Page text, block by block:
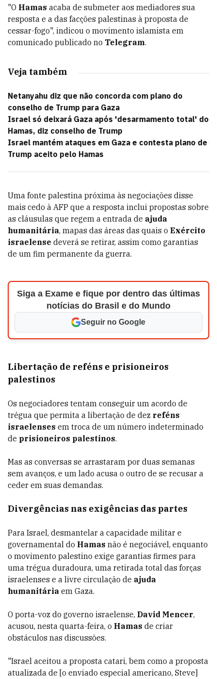
"O Hamas acaba de submeter aos mediadores sua
resposta e a das facções palestinas à proposta de
cessar-fogo", indicou o movimento islamista em
comunicado publicado no Telegram.
Veja também
Netanyahu diz que não concorda com plano do
conselho de Trump para Gaza
Israel só deixará Gaza após 'desarmamento total' do
Hamas, diz conselho de Trump
Israel mantém ataques em Gaza e contesta plano de
Trump aceito pelo Hamas
Uma fonte palestina próxima às negociações disse
mais cedo à AFP que a resposta inclui propostas sobre
as cláusulas que regem a entrada de ajuda
humanitária, mapas das áreas das quais o Exército
israelense deverá se retirar, assim como garantias
de um fim permanente da guerra.
Siga a Exame e fique por dentro das últimas
notícias do Brasil e do Mundo
Seguir no Google
Libertação de reféns e prisioneiros
palestinos
Os negociadores tentam conseguir um acordo de
trégua que permita a libertação de dez reféns
israelenses em troca de um número indeterminado
de prisioneiros palestinos.
Mas as conversas se arrastaram por duas semanas
sem avanços, e um lado acusa o outro de se recusar a
ceder em suas demandas.
Divergências nas exigências das partes
Para Israel, desmantelar a capacidade militar e
governamental do Hamas não é negociável, enquanto
o movimento palestino exige garantias firmes para
uma trégua duradoura, uma retirada total das forças
israelenses e a livre circulação de ajuda
humanitária em Gaza.
O porta-voz do governo israelense, David Mencer,
acusou, nesta quarta-feira, o Hamas de criar
obstáculos nas discussões.
"Israel aceitou a proposta catari, bem como a proposta
atualizada de [o enviado especial americano, Steve]